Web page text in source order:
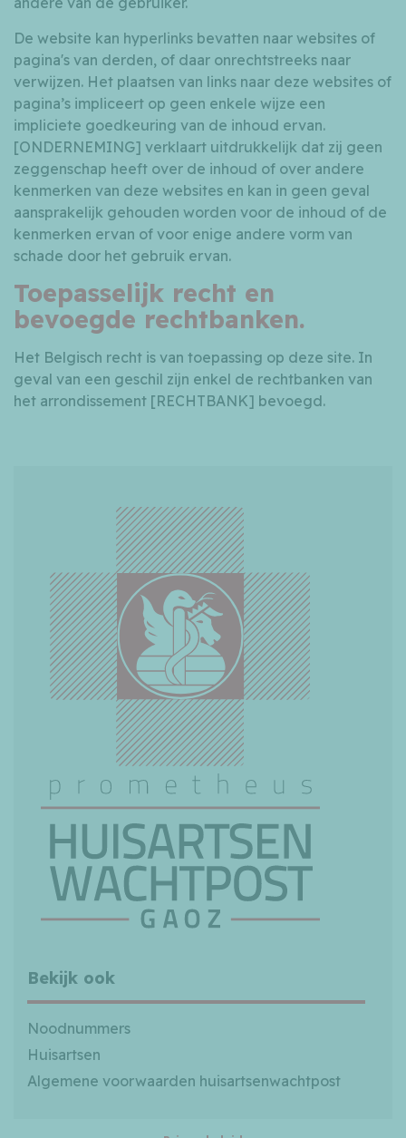
De website kan hyperlinks bevatten naar websites of
pagina's van derden, of daar onrechtstreeks naar
verwijzen. Het plaatsen van links naar deze websites of
pagina’s impliceert op geen enkele wijze een
impliciete goedkeuring van de inhoud ervan.
[ONDERNEMING] verklaart uitdrukkelijk dat zij geen
zeggenschap heeft over de inhoud of over andere
kenmerken van deze websites en kan in geen geval
aansprakelijk gehouden worden voor de inhoud of de
kenmerken ervan of voor enige andere vorm van
schade door het gebruik ervan.
Toepasselijk recht en
bevoegde rechtbanken.
Het Belgisch recht is van toepassing op deze site. In
geval van een geschil zijn enkel de rechtbanken van
het arrondissement [RECHTBANK] bevoegd.
Bekijk ook
Noodnummers
Huisartsen
Algemene voorwaarden huisartsenwachtpost